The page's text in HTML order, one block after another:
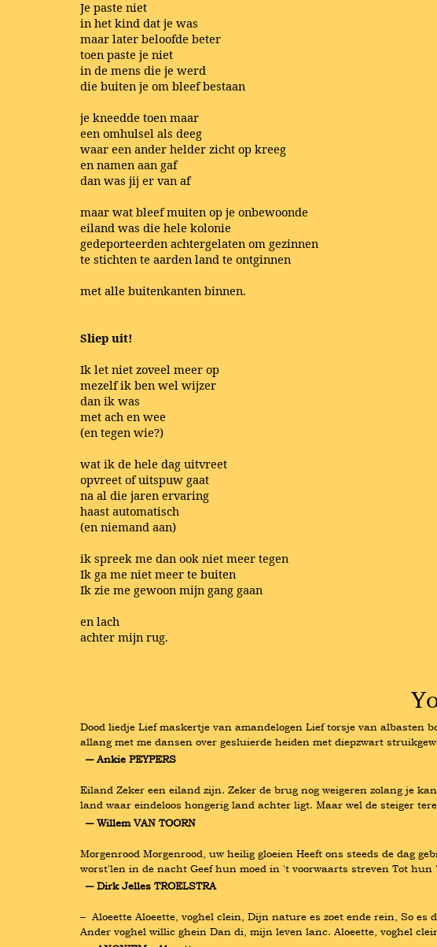
Je paste niet
in het kind dat je was
maar later beloofde beter
toen paste je niet
in de mens die je werd
die buiten je om bleef bestaan
je kneedde toen maar
een omhulsel als deeg
waar een ander helder zicht op kreeg
en namen aan gaf
dan was jij er van af
maar wat bleef muiten op je onbewoonde
eiland was die hele kolonie
gedeporteerden achtergelaten om gezinnen
te stichten te aarden land te ontginnen
met alle buitenkanten binnen.
Sliep uit!
Ik let niet zoveel meer op
mezelf ik ben wel wijzer
dan ik was
met ach en wee
(en tegen wie?)
wat ik de hele dag uitvreet
opvreet of uitspuw gaat
na al die jaren ervaring
haast automatisch
(en niemand aan)
ik spreek me dan ook niet meer tegen
Ik ga me niet meer te buiten
Ik zie me gewoon mijn gang gaan
en lach
achter mijn rug.
Dood liedje Lief maskertje van amandelogen Lief torsje van albasten
allang met me dansen over gesluierde heiden met diepzwart
― Ankie PEYPERS
Eiland Zeker een eiland zijn. Zeker de brug nog weigeren zolang je
land waar eindeloos hongerig land achter ligt. Maar wel de steiger
― Willem VAN TOORN
Morgenrood Morgenrood, uw heilig gloeien Heeft ons steeds de dag
worst'len in de nacht Geef hun moed in 't voorwaarts streven Tot
― Dirk Jelles TROELSTRA
–  Aloeette Aloeette, voghel clein, Dijn nature es zoet ende rein, So
Ander voghel willic ghein Dan di, mijn leven lanc. Aloeette, voghel